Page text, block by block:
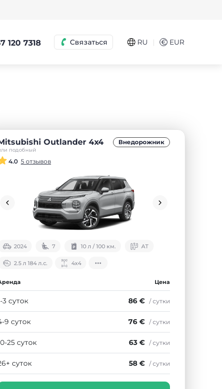
120 7318 Связаться RU € EUR
Outlander 4х4
подобный
Внедорожник
4.0 5 отзывов
2024 7 10 л / 100 км. АТ
2.5 л 184 л.с. 4х4
Цена
3 суток 86 € / сутки
9 суток 76 € / сутки
25 суток 63 € / сутки
суток 58 € / сутки